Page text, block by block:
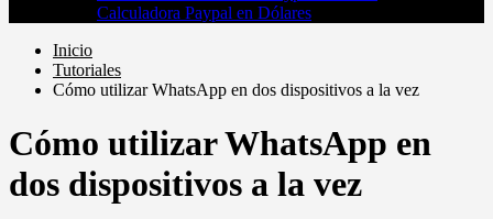
Calculadora Paypal en Dólares
Inicio
Tutoriales
Cómo utilizar WhatsApp en dos dispositivos a la vez
Cómo utilizar WhatsApp en
dos dispositivos a la vez